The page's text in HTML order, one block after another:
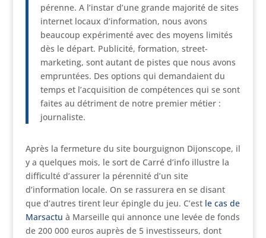
pérenne. A l’instar d’une grande majorité de sites
internet locaux d’information, nous avons
beaucoup expérimenté avec des moyens limités
dès le départ. Publicité, formation, street-
marketing, sont autant de pistes que nous avons
empruntées. Des options qui demandaient du
temps et l’acquisition de compétences qui se sont
faites au détriment de notre premier métier :
journaliste.
Après la fermeture du site bourguignon Dijonscope, il
y a quelques mois, le sort de Carré d’info illustre la
difficulté d’assurer la pérennité d’un site
d’information locale. On se rassurera en se disant
que d’autres tirent leur épingle du jeu. C’est le cas de
Marsactu à Marseille qui annonce une levée de fonds
de 200 000 euros auprès de 5 investisseurs, dont